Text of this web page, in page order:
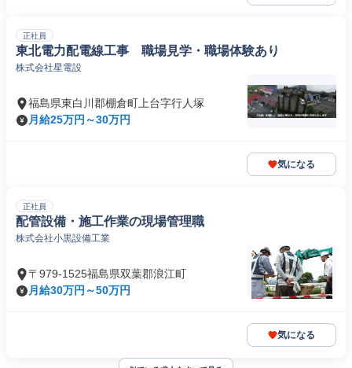
正社員
東北電力配電線工事 職場見学・職場体験あり
株式会社星電設
福島県東白川郡棚倉町上台字行人塚
月給25万円～30万円
気になる
正社員
配管設備・施工作業の現場管理職
株式会社小黒設備工業
〒979-1525福島県双葉郡浪江町
月給30万円～50万円
気になる